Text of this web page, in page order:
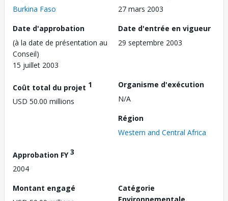
Burkina Faso
27 mars 2003
Date d'approbation
(à la date de présentation au
Conseil)
15 juillet 2003
Date d'entrée en vigueur
29 septembre 2003
Coût total du projet 1
USD 50.00 millions
Organisme d'exécution
N/A
Région
Western and Central Africa
Approbation FY3
2004
Montant engagé
Catégorie